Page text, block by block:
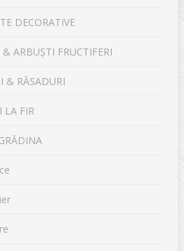
DECORATIVE
ARBUȘTI FRUCTIFERI
& RĂSADURI
LA FIR